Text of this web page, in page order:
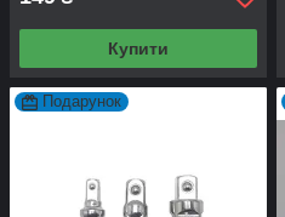
Купити
Подарунок